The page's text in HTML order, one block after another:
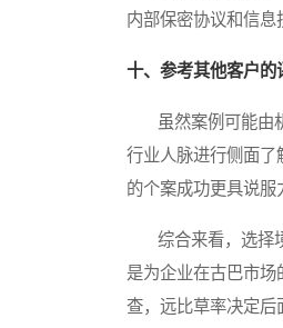
内部保密协议和信息
十、参考其他客户的
虽然案例可能由机
行业人脉进行侧面了
的个案成功更具说服
综合来看，选择境
是为企业在古巴市
查，远比草率决定后